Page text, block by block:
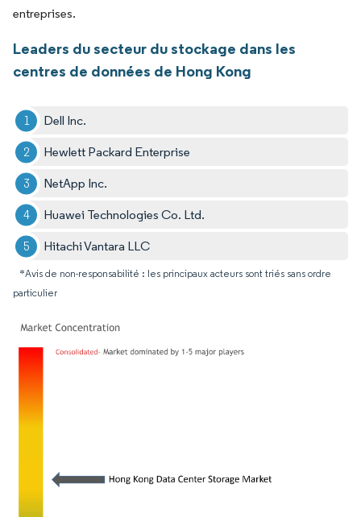
entreprises.
Leaders du secteur du stockage dans les
centres de données de Hong Kong
Dell Inc.
Hewlett Packard Enterprise
NetApp Inc.
Huawei Technologies Co. Ltd.
Hitachi Vantara LLC
*Avis de non-responsabilité : les principaux acteurs sont triés sans ordre
particulier